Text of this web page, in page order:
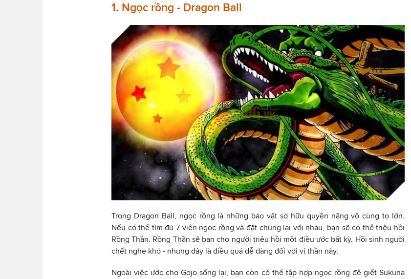
1. Ngọc rồng - Dragon Ball
Trong Dragon Ball, ngọc rồng là những bảo vật sở hữu quyền năng vô cùng to lớn.
Nếu có thể tìm đủ 7 viên ngọc rồng và đặt chúng lại với nhau, bạn sẽ có thể triệu hồi
Rồng Thần. Rồng Thần sẽ ban cho người triệu hồi một điều ước bất kỳ. Hồi sinh người
chết nghe khó - nhưng đây là điều quá dễ dàng đối với vị thần này.
Ngoài việc ước cho Gojo sống lại, bạn còn có thể tập hợp ngọc rồng để giết Sukuna